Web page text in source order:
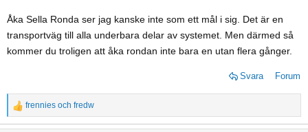
Åka Sella Ronda ser jag kanske inte som ett mål i sig. Det är en
transportväg till alla underbara delar av systemet. Men därmed så
kommer du troligen att åka rondan inte bara en utan flera gånger.
Svara Forum
R
e
frennies och fredw